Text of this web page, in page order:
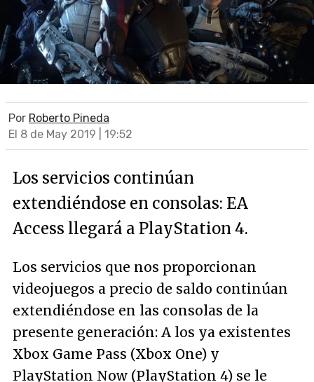
Por Roberto Pineda
El 8 de May 2019 | 19:52
Los servicios continúan
extendiéndose en consolas: EA
Access llegará a PlayStation 4.
Los servicios que nos proporcionan
videojuegos a precio de saldo continúan
extendiéndose en las consolas de la
presente generación: A los ya existentes
Xbox Game Pass (Xbox One) y
PlayStation Now (PlayStation 4) se le